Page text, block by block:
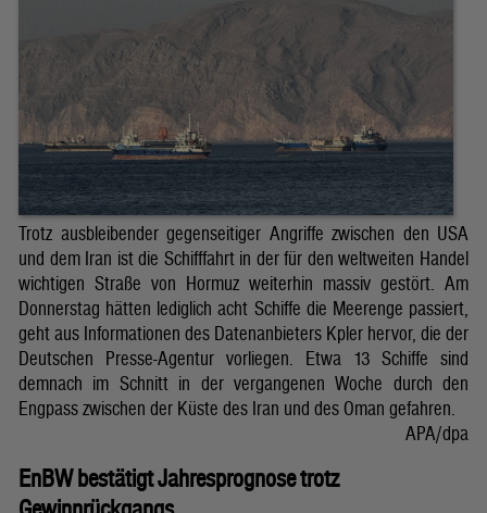
Trotz ausbleibender gegenseitiger Angriffe zwischen den USA
und dem Iran ist die Schifffahrt in der für den weltweiten Handel
wichtigen Straße von Hormuz weiterhin massiv gestört. Am
Donnerstag hätten lediglich acht Schiffe die Meerenge passiert,
geht aus Informationen des Datenanbieters Kpler hervor, die der
Deutschen Presse-Agentur vorliegen. Etwa 13 Schiffe sind
demnach im Schnitt in der vergangenen Woche durch den
Engpass zwischen der Küste des Iran und des Oman gefahren.
APA/dpa
EnBW bestätigt Jahresprognose trotz